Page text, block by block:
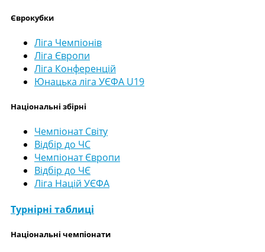
Єврокубки
Ліга Чемпіонів
Ліга Європи
Ліга Конференцій
Юнацька ліга УЄФА U19
Національні збірні
Чемпіонат Світу
Відбір до ЧС
Чемпіонат Європи
Відбір до ЧЄ
Ліга Націй УЄФА
Турнірні таблиці
Національні чемпіонати